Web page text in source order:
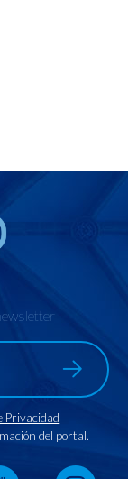
Privacidad
del portal.